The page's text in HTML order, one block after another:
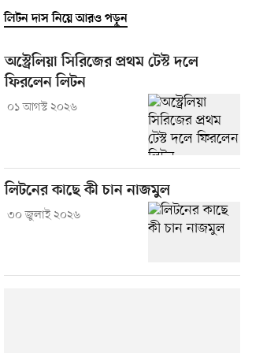
লিটন দাস নিয়ে আরও পড়ুন
অস্ট্রেলিয়া সিরিজের প্রথম টেস্ট দলে
ফিরলেন লিটন
০১ আগস্ট ২০২৬
লিটনের কাছে কী চান নাজমুল
৩০ জুলাই ২০২৬